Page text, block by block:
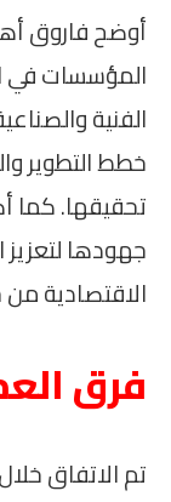
أوضح فاروق
المؤسسات في
الفنية
خطط التطوير
تحقيقها. كما
جهودها
الاقتصادية من
فرق
تم الاتفاق